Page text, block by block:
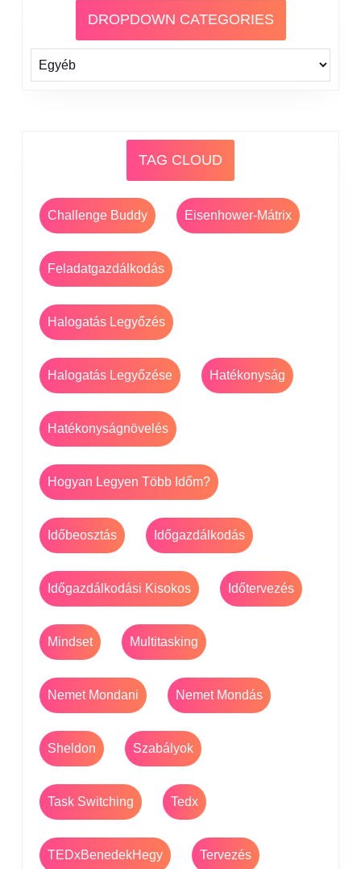
DROPDOWN CATEGORIES
TAG CLOUD
Challenge Buddy Eisenhower-Mátrix
Feladatgazdálkodás
Halogatás Legyőzés
Halogatás Legyőzése Hatékonyság
Hatékonyságnövelés
Hogyan Legyen Több Időm?
Időbeosztás Időgazdálkodás
Időgazdálkodási Kisokos Időtervezés
Mindset Multitasking
Nemet Mondani Nemet Mondás
Sheldon Szabályok
Task Switching Tedx
TEDxBenedekHegy Tervezés